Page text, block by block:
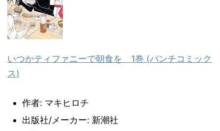
いつかティファニーで朝食を 1巻 (バンチコミック
ス)
作者: マキヒロチ
出版社/メーカー: 新潮社